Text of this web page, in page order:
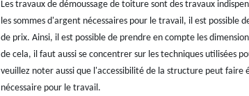
Les travaux de démoussage de toiture sont des travaux
les sommes d'argent nécessaires pour le travail, il est possible
de prix. Ainsi, il est possible de prendre en compte les
de cela, il faut aussi se concentrer sur les techniques utilisées
veuillez noter aussi que l'accessibilité de la structure peut faire
nécessaire pour le travail.